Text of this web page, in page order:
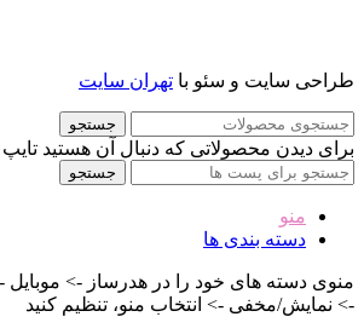
طراحی سایت و سئو با تهران سایت
جستجو
برای دیدن محصولاتی که دنبال آن هستید تایپ
جستجو
منو
دسته بندی ها
منوی دسته های خود را در هدرساز -> موبایل
-> نمایش/مخفی -> انتخاب منو، تنظیم کنید